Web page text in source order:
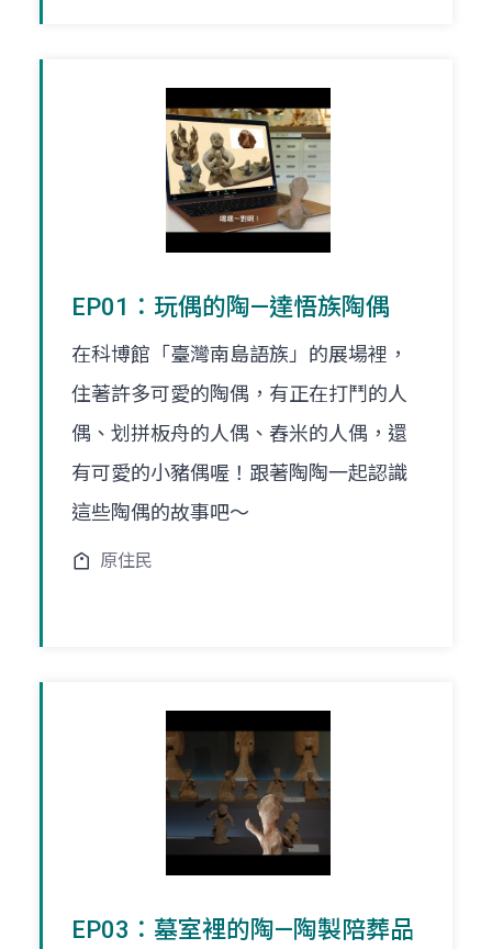
EP01：玩偶的陶—達悟族陶偶
在科博館「臺灣南島語族」的展場裡，
住著許多可愛的陶偶，有正在打鬥的人
偶、划拼板舟的人偶、舂米的人偶，還
有可愛的小豬偶喔！跟著陶陶一起認識
這些陶偶的故事吧～
原住民
EP03：墓室裡的陶—陶製陪葬品